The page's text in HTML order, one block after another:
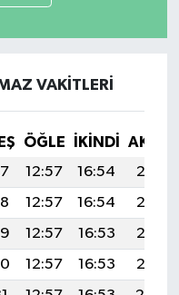
VAKITLERI
ÖĞLE İKINDI
12:57 16:54
20:17
12:57 16:54
20:16
12:57 16:53
20:16
12:57 16:53
20:15